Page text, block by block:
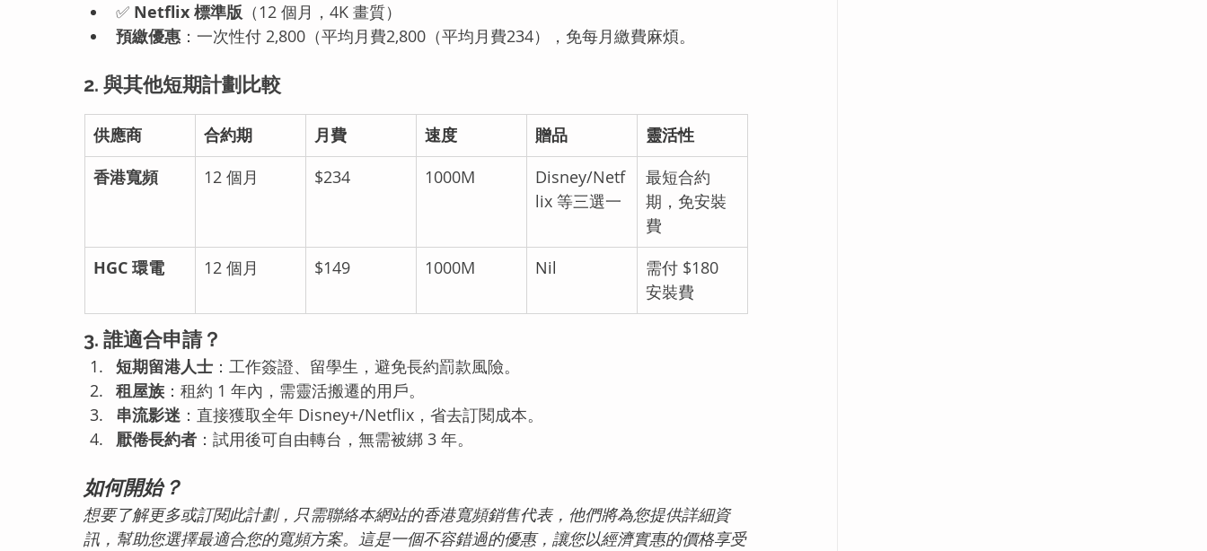
✅ Netflix 標準版 （12 個月，4K 畫質）
預繳優惠 ：一次性付 2,800（平均月費2,800（平均月費234），免每月繳費麻煩。
2. 與其他短期計劃比較
供應商 合約期 月費 速度 贈品
靈活性
香港寬頻
12 個月 $234 1000M
Disney/Netf
lix 等三選一
最短合約
期，免安裝
費
HGC 環電 12 個月 $149 1000M Nil
需付 $180
安裝費
3. 誰適合申請？
短期留港人士 ：工作簽證、留學生，避免長約罰款風險。
租屋族 ：租約 1 年內，需靈活搬遷的用戶。
串流影迷 ：直接獲取全年 Disney+/Netflix，省去訂閱成本。
厭倦長約者 ：試用後可自由轉台，無需被綁 3 年。
如何開始？
想要了解更多或訂閱此計劃，只需聯絡本網站的香港寬頻銷售代表，他們將為您提供詳細資
訊，幫助您選擇最適合您的寬頻方案。這是一個不容錯過的優惠，讓您以經濟實惠的價格享受